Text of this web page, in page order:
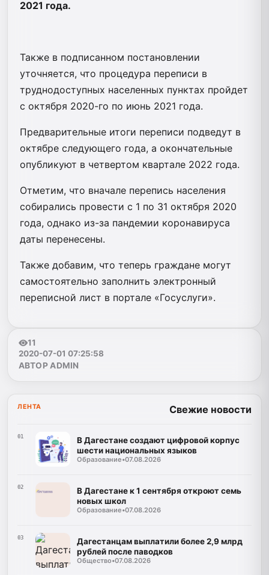
2021 года.
Также в подписанном постановлении
уточняется, что процедура переписи в
труднодоступных населенных пунктах пройдет
с октября 2020-го по июнь 2021 года.
Предварительные итоги переписи подведут в
октябре следующего года, а окончательные
опубликуют в четвертом квартале 2022 года.
Отметим, что вначале перепись населения
собирались провести с 1 по 31 октября 2020
года, однако из-за пандемии коронавируса
даты перенесены.
Также добавим, что теперь граждане могут
самостоятельно заполнить электронный
переписной лист в портале «Госуслуги».
11
2020-07-01 07:25:58
АВТОР ADMIN
ЛЕНТА Свежие новости
01
В Дагестане создают цифровой корпус
шести национальных языков
Образование•07.08.2026
02
В Дагестане к 1 сентября откроют семь
новых школ
Образование•07.08.2026
03
Дагестанцам выплатили более 2,9 млрд
рублей после паводков
Общество•07.08.2026